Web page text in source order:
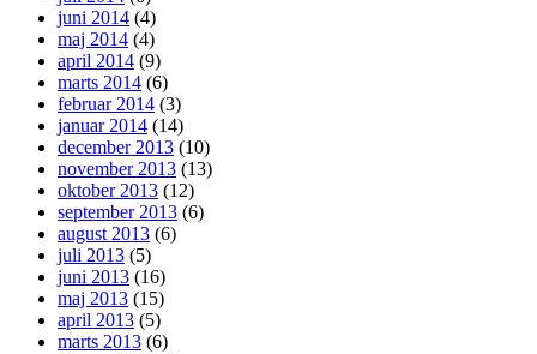
juni 2014 (4)
maj 2014 (4)
april 2014 (9)
marts 2014 (6)
februar 2014 (3)
januar 2014 (14)
december 2013 (10)
november 2013 (13)
oktober 2013 (12)
september 2013 (6)
august 2013 (6)
juli 2013 (5)
juni 2013 (16)
maj 2013 (15)
april 2013 (5)
marts 2013 (6)